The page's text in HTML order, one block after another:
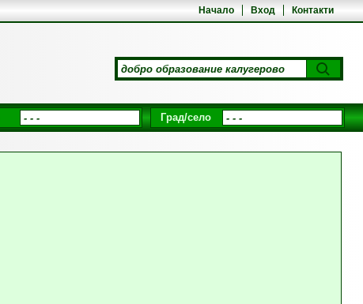
Начало Вход Контакти
Град/село